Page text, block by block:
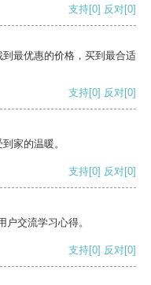
支持[0] 反对[0]
最优惠的价格，买到最合适
支持[0] 反对[0]
家的温暖。
支持[0] 反对[0]
交流学习心得。
支持[0] 反对[0]